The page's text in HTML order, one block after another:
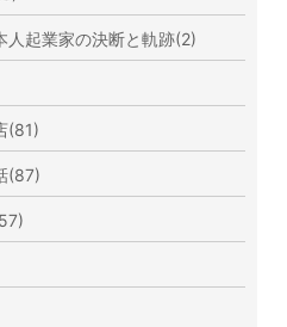
起業家の決断と軌跡(2)
(81)
(87)